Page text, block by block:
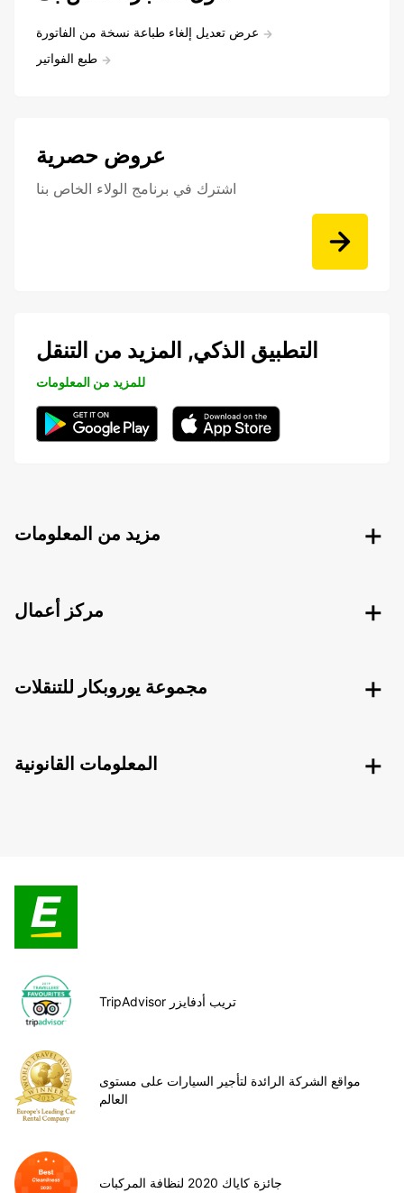
عرض تعديل إلغاء طباعة نسخة من الفاتورة
طبع الفواتير
عروض حصرية
اشترك في برنامج الولاء الخاص بنا
التطبيق الذكي, المزيد من التنقل
للمزيد من المعلومات
مزيد من المعلومات
مركز أعمال
مجموعة يوروبكار للتنقلات
المعلومات القانونية
TripAdvisor تريب أدفايزر
مواقع الشركة الرائدة لتأجير السيارات على مستوى
العالم
جائزة كاياك 2020 لنظافة المركبات